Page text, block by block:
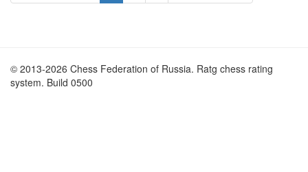
© 2013-2026 Chess Federation of Russia. Ratg chess rating
system. Build 0500